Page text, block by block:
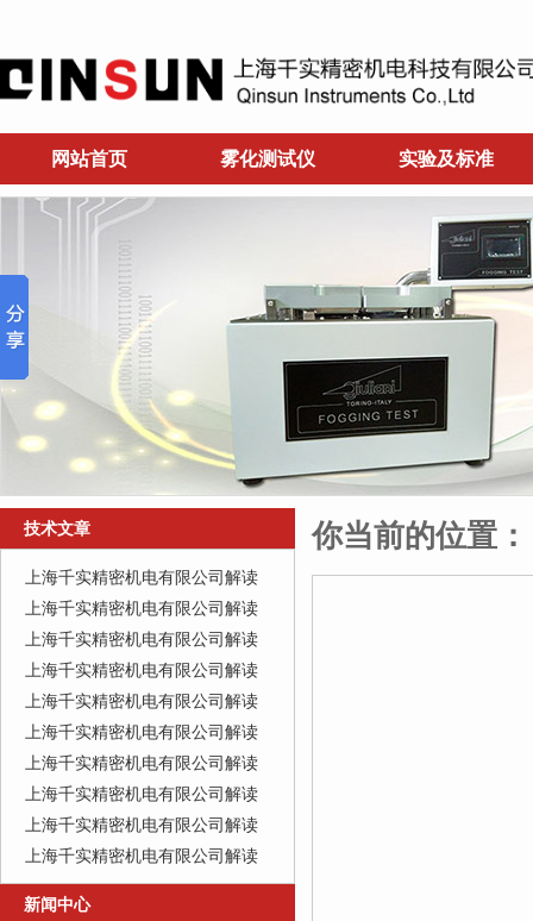
网站首页 雾化测试仪 实验及标准
技术文章
上海千实精密机电有限公司解读
上海千实精密机电有限公司解读
上海千实精密机电有限公司解读
上海千实精密机电有限公司解读
上海千实精密机电有限公司解读
上海千实精密机电有限公司解读
上海千实精密机电有限公司解读
上海千实精密机电有限公司解读
上海千实精密机电有限公司解读
上海千实精密机电有限公司解读
新闻中心
你当前的位置：